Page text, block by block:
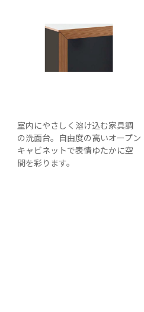
室内にやさしく溶け込む家具調
の洗面台。自由度の高いオープン
キャビネットで表情ゆたかに空
間を彩ります。